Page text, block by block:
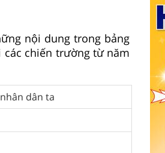
nội dung trong bảng
các chiến trường từ năm
dân ta